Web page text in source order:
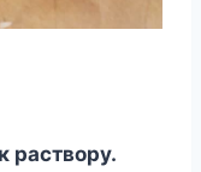
раствору.